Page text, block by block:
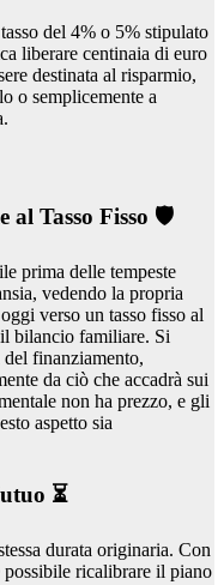
del 4% o 5% stipulato
liberare centinaia di euro
destinata al risparmio,
o semplicemente a
al Tasso Fisso 🛡️
prima delle tempeste
vedendo la propria
verso un tasso fisso al
bilancio familiare. Si
del finanziamento,
da ciò che accadrà sui
non ha prezzo, e gli
aspetto sia
⏳
durata originaria. Con
possibile ricalibrare il piano